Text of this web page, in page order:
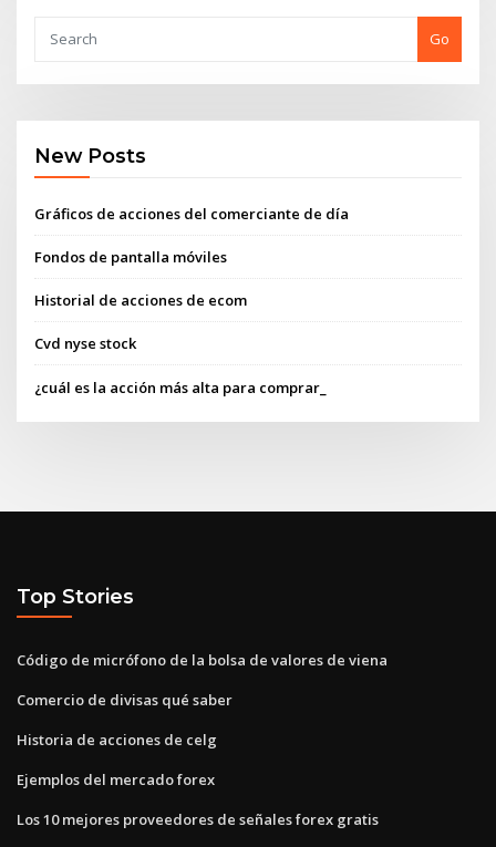
Go
New Posts
Gráficos de acciones del comerciante de día
Fondos de pantalla móviles
Historial de acciones de ecom
Cvd nyse stock
¿cuál es la acción más alta para comprar_
Top Stories
Código de micrófono de la bolsa de valores de viena
Comercio de divisas qué saber
Historia de acciones de celg
Ejemplos del mercado forex
Los 10 mejores proveedores de señales forex gratis